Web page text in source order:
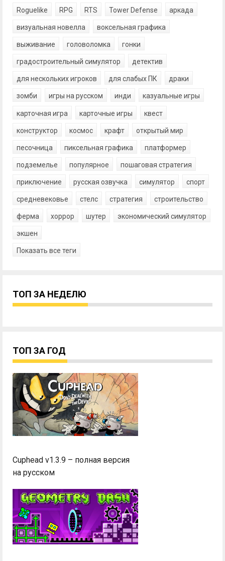
Roguelike RPG RTS Tower Defense аркада
визуальная новелла воксельная графика
выживание головоломка гонки
градостроительный симулятор детектив
для нескольких игроков для слабых ПК драки
зомби игры на русском инди казуальные игры
карточная игра карточные игры квест
конструктор космос крафт открытый мир
песочница пиксельная графика платформер
подземелье популярное пошаговая стратегия
приключение русская озвучка симулятор спорт
средневековье стелс стратегия строительство
ферма хоррор шутер экономический симулятор
экшен
Показать все теги
ТОП ЗА НЕДЕЛЮ
ТОП ЗА ГОД
Cuphead v1.3.9 – полная версия
на русском